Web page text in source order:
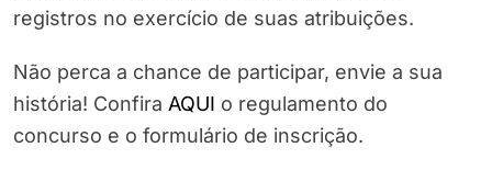
registros no exercício de suas atribuições.
Não perca a chance de participar, envie a sua
história! Confira AQUI o regulamento do
concurso e o formulário de inscrição.